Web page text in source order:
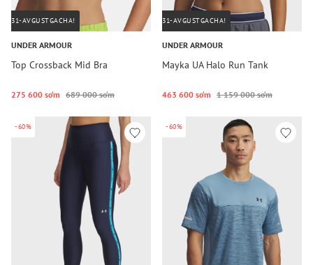
31-AVGUSTGACHA!
UNDER ARMOUR
Top Crossback Mid Bra
275 600 so‘m 689 000 so‘m
31-AVGUSTGACHA!
UNDER ARMOUR
Mayka UA Halo Run Tank
463 600 so‘m 1 159 000 so‘m
-60% -60%